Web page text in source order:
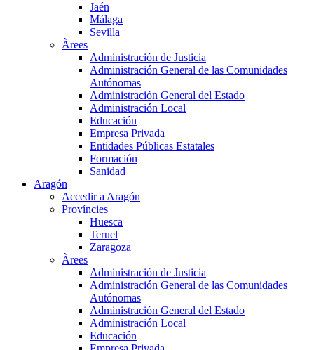
Jaén
Málaga
Sevilla
Àrees
Administración de Justicia
Administración General de las Comunidades
Autónomas
Administración General del Estado
Administración Local
Educación
Empresa Privada
Entidades Públicas Estatales
Formación
Sanidad
Aragón
Accedir a Aragón
Províncies
Huesca
Teruel
Zaragoza
Àrees
Administración de Justicia
Administración General de las Comunidades
Autónomas
Administración General del Estado
Administración Local
Educación